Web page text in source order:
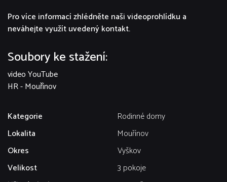
Pro více informací zhlédněte naši videoprohlídku a
neváhejte využít uvedený kontakt.
Soubory ke stažení:
video YouTube
HR - Mouřínov
Kategorie
Rodinné domy
Lokalita
Mouřínov
Okres
Vyškov
Velikost
3 pokoje